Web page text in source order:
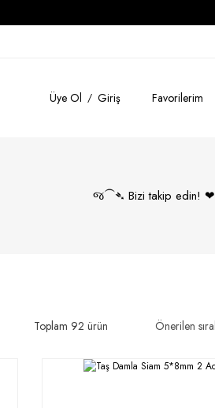
Üye Ol Giriş Favorilerim
જ⁀➴ Bizi takip edin! ❤︎
Toplam 92 ürün